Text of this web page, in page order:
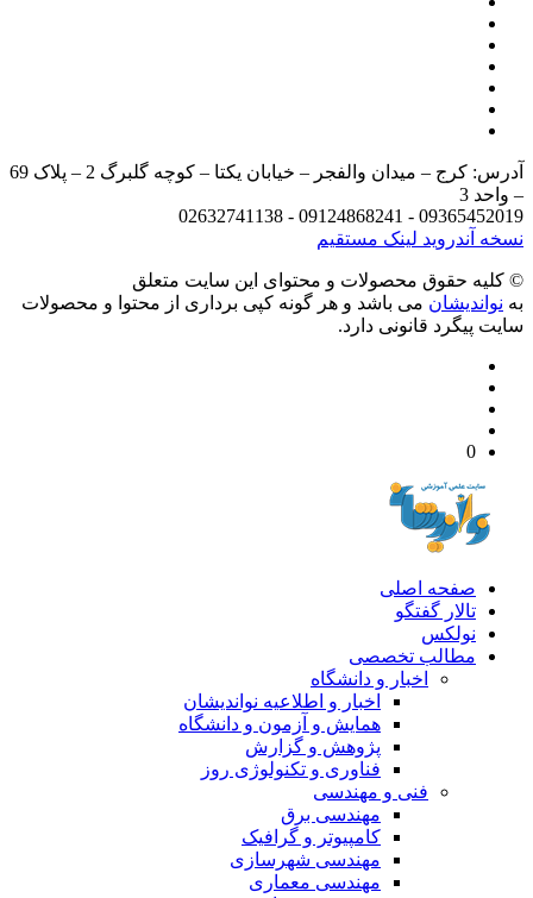
آدرس: کرج – میدان والفجر – خیابان یکتا – کوچه گلبرگ 2 – پلاک 69
3
09365452019 - 09124868241 -
آندرویدلینک مستقیم
حقوق محصولات و محتوای اين سایت متعلق
می باشد و هر گونه کپی برداری از محتوا و محصولات
پیگرد قانونی دارد.
صفحه اصلی
تالار گفتگو
نولکس
مطالب تخصصی
اخبار و دانشگاه
اخبار و اطلاعیه نواندیشان
همایش و آزمون و دانشگاه
پژوهش و گزارش
فناوری و تکنولوژی روز
فنی و مهندسی
مهندسی برق
کامپیوتر و گرافیک
مهندسی شهرسازی
مهندسی معماری